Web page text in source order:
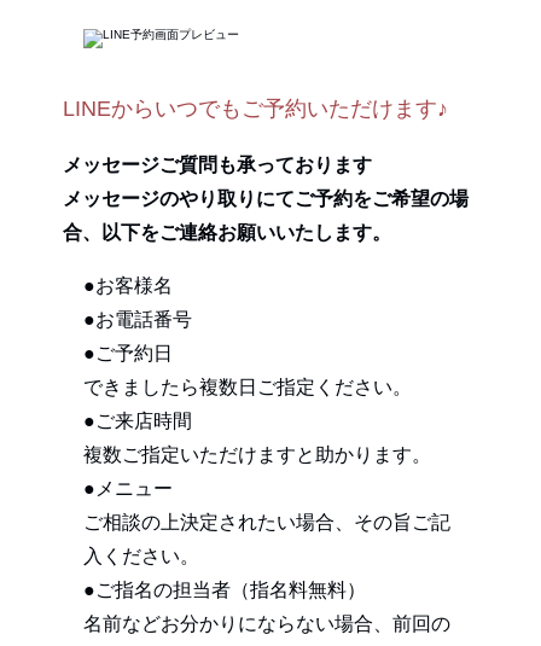
LINEからいつでもご予約いただけます♪
メッセージご質問も承っております
メッセージのやり取りにてご予約をご希望の場
合、以下をご連絡お願いいたします。
●お客様名
●お電話番号
●ご予約日
できましたら複数日ご指定ください。
●ご来店時間
複数ご指定いただけますと助かります。
●メニュー
ご相談の上決定されたい場合、その旨ご記
入ください。
●ご指名の担当者（指名料無料）
名前などお分かりにならない場合、前回の